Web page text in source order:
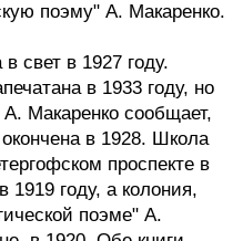
поэму" А. Макаренко.
свет в 1927 году.
в 1933 году, но
Макаренко сообщает,
в 1928. Школа
проспекте в
1919 году, а колония,
поэме" А.